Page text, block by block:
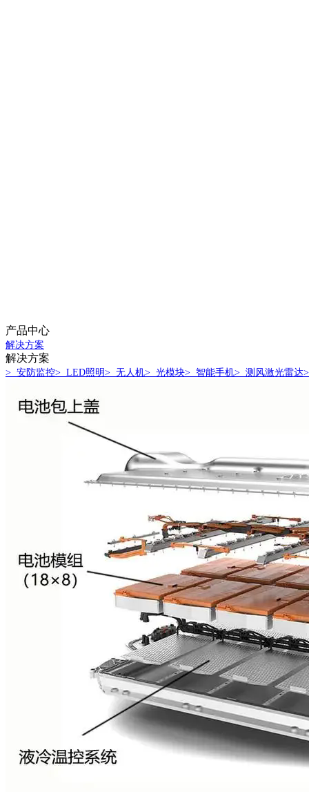
产品中心
解决方案
解决方案
> 安防监控> LED照明> 无人机> 光模块> 智能手机> 测风激光雷达